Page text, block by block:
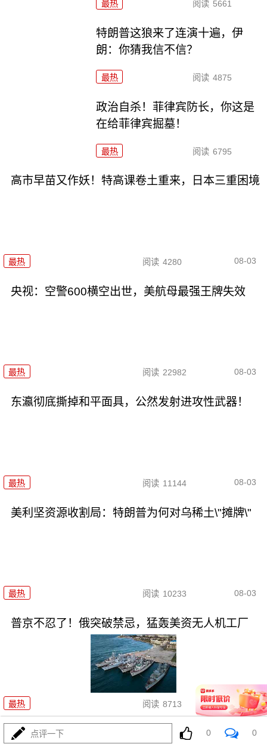
最热 阅读 5661
特朗普这狼来了连演十遍，伊
朗：你猜我信不信？
最热 阅读 4875
政治自杀！菲律宾防长，你这是
在给菲律宾掘墓！
最热 阅读 6795
高市早苗又作妖！特高课卷土重来，日本三重困境
最热 阅读 4280 08-03
央视：空警600横空出世，美航母最强王牌失效
最热 阅读 22982 08-03
东瀛彻底撕掉和平面具，公然发射进攻性武器！
最热 阅读 11144 08-03
美利坚资源收割局：特朗普为何对乌稀土\"摊牌\"
最热 阅读 10233 08-03
普京不忍了！俄突破禁忌，猛轰美资无人机工厂
最热 阅读 8713 08-03
海锁波斯还不够，特朗普又生毒
点评一下 0 0